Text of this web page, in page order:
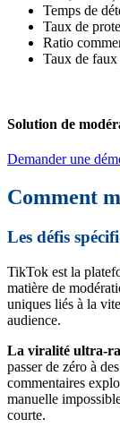
Temps de
Taux de
Ratio
Taux de faux
Solution de
Demander une
Comment
Les défis
TikTok est la
matière de
uniques liés à la
audience.
La viralité ultra-
passer de zéro à
commentaires
manuelle
courte.